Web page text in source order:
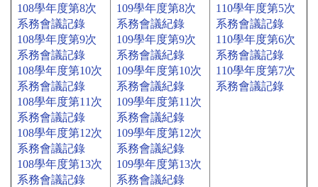
108學年度第8次
系務會議記錄
108學年度第9次
系務會議記錄
108學年度第10次
系務會議記錄
108學年度第11次
系務會議記錄
108學年度第12次
系務會議記錄
108學年度第13次
系務會議記錄
109學年度第8次
系務會議紀錄
109學年度第9次
系務會議紀錄
109學年度第10次
系務會議紀錄
109學年度第11次
系務會議紀錄
109學年度第12次
系務會議紀錄
109學年度第13次
系務會議紀錄
110學年度第5次
系務會議記錄
110學年度第6次
系務會議記錄
110學年度第7次
系務會議記錄